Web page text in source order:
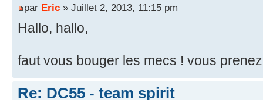
par Eric » Juillet 2, 2013, 11:15 pm
Hallo, hallo,
faut vous bouger les mecs ! vous
Re: DC55 - team spirit